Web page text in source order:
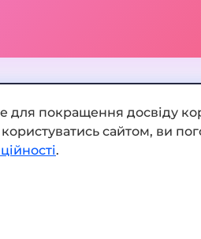
Додати обмінник
для покращення досвіду
сайтом, ви
.